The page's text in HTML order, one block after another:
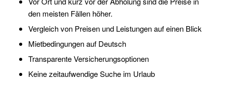
den meisten Fällen höher.
Vergleich von Preisen und Leistungen auf einen Blick
Mietbedingungen auf Deutsch
Transparente Versicherungsoptionen
Keine zeitaufwendige Suche im Urlaub